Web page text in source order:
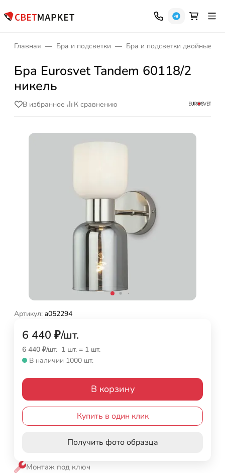
Главная Бра и подсветки Бра и подсветки двойные
Бра Eurosvet Tandem 60118/2
никель
В избранное К сравнению
Артикул: a052294
6 440 ₽/шт.
6 440 ₽/шт. 1 шт. = 1 шт.
В наличии 1000 шт.
В корзину
Купить в один клик
Получить фото образца
Монтаж под ключ